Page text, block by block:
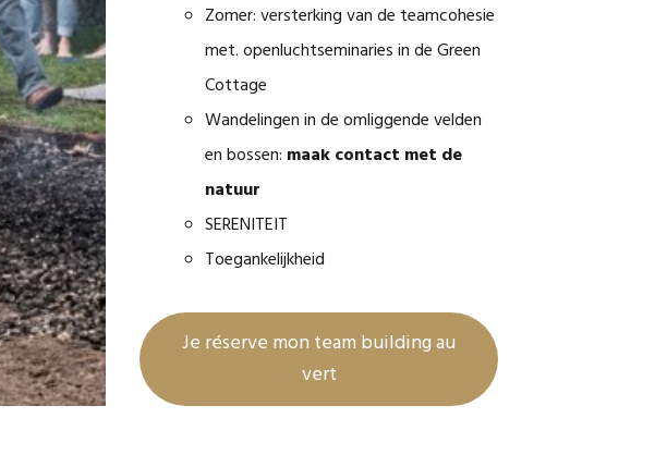
Zomer: versterking van de teamcohesie
met. openluchtseminaries in de Green
Cottage
Wandelingen in de omliggende velden
en bossen: maak contact met de
natuur
SERENITEIT
Toegankelijkheid
Je réserve mon team building au
vert